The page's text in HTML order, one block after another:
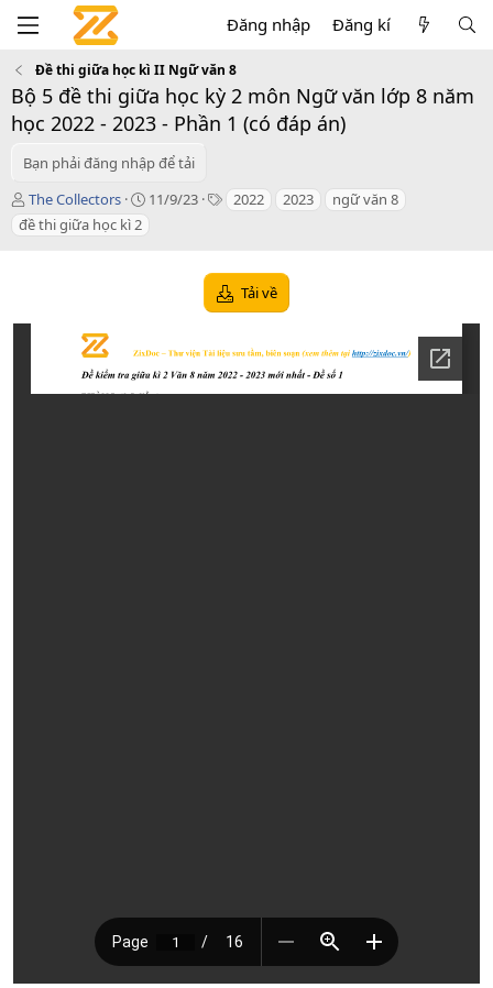
Đăng nhập Đăng kí
Đề thi giữa học kì II Ngữ văn 8
Bộ 5 đề thi giữa học kỳ 2 môn Ngữ văn lớp 8 năm
học 2022 - 2023 - Phần 1 (có đáp án)
Bạn phải đăng nhập để tải
T
á
c
The Collectors
C
d
a
t
11/9/23
T 2022 2023
ngữ văn 8
đề thi giữa học kì 2
Tải về